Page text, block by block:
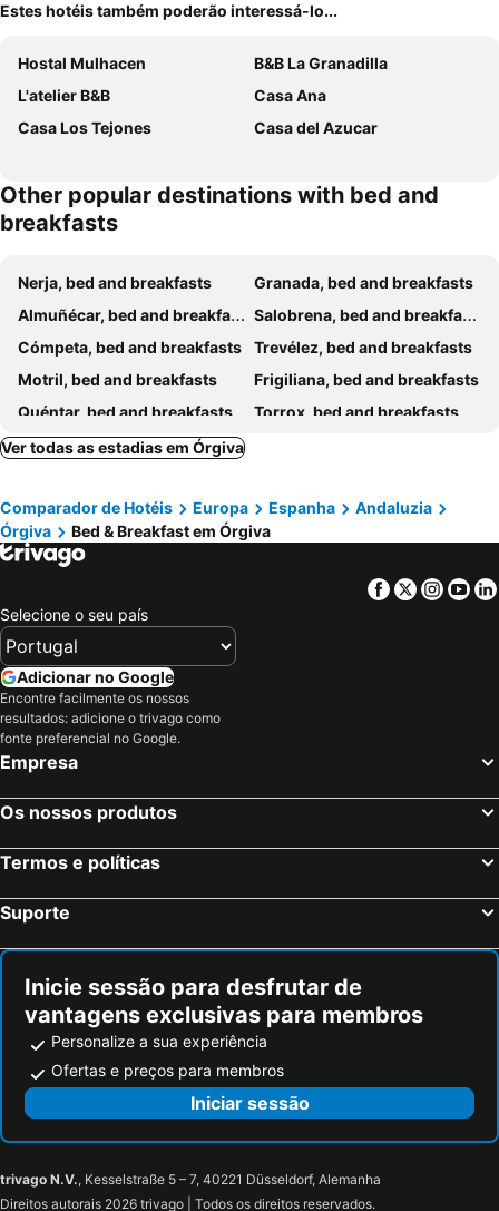
Estes hotéis também poderão interessá-lo...
Hostal Mulhacen
B&B La Granadilla
L'atelier B&B
Casa Ana
Casa Los Tejones
Casa del Azucar
Other popular destinations with bed and
breakfasts
Nerja, bed and breakfasts
Granada, bed and breakfasts
Almuñécar, bed and breakfasts
Salobrena, bed and breakfasts
Cómpeta, bed and breakfasts
Trevélez, bed and breakfasts
Motril, bed and breakfasts
Frigiliana, bed and breakfasts
Quéntar, bed and breakfasts
Torrox, bed and breakfasts
La Herradura, bed and breakfasts
Churriana de la Vega, bed and breakfasts
Villamena, bed and breakfasts
Gualchos, bed and breakfasts Armilla, bed and breakfasts
Lecrín, bed and breakfasts
Alquife, bed and breakfasts
Cúllar Vega, bed and breakfasts
Polopos, bed and breakfasts
El Valle, bed and breakfasts
Ver todas as estadias em Órgiva
Comparador de Hotéis Europa Espanha
Andaluzia
Órgiva
Bed & Breakfast em Órgiva
Facebook
Twitter
Selecione o seu país
Adicionar no Google
Encontre facilmente os nossos
resultados: adicione o trivago como
fonte preferencial no Google.
Empresa
Os nossos produtos
Termos e políticas
Suporte
Inicie sessão para desfrutar de
vantagens exclusivas para membros
Personalize a sua experiência
Ofertas e preços para membros
Iniciar sessão
trivago N.V., Kesselstraße 5 – 7, 40221 Düsseldorf, Alemanha
Direitos autorais 2026 trivago | Todos os direitos reservados.